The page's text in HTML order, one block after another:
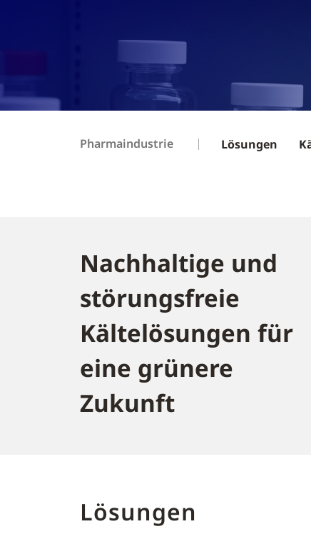
Pharmaindustrie Lösungen
Nachhaltige und
störungsfreie
Kältelösungen für
eine grünere
Zukunft
Lösungen